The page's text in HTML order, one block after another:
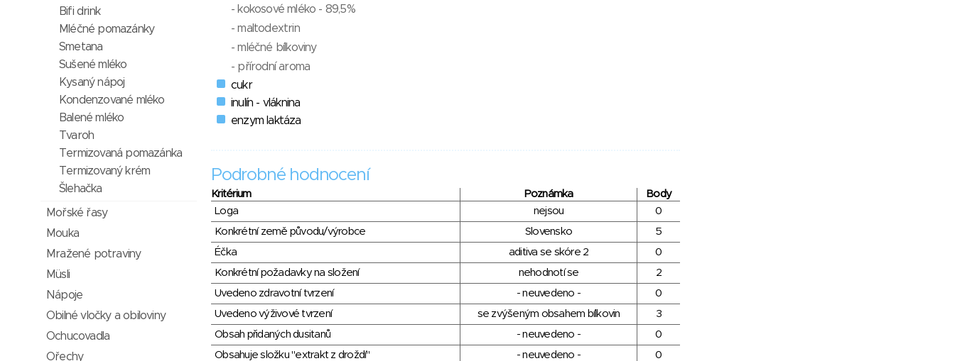
- kokosové mléko - 89,5%
- maltodextrin
- mléčné bílkoviny
- přírodní aroma
cukr
inulín - vláknina
enzym laktáza
Podrobné hodnocení
Kritérium Poznámka
Body
Loga
nejsou
0
Konkrétní země původu/výrobce
Slovensko
5
Éčka
aditiva se skóre 2
0
Konkrétní požadavky na složení
nehodnotí se
2
Uvedeno zdravotní tvrzení
- neuvedeno -
0
Uvedeno výživové tvrzení
se zvýšeným obsahem bílkovin
3
Obsah přidaných dusitanů
- neuvedeno -
0
Obsahuje složku "extrakt z droždí"
- neuvedeno -
0
Bifi drink
Mléčné pomazánky
Smetana
Sušené mléko
Kysaný nápoj
Kondenzované mléko
Balené mléko
Tvaroh
Termizovaná pomazánka
Termizovaný krém
Šlehačka
Mořské řasy
Mouka
Mražené potraviny
Müsli
Nápoje
Obilné vločky a obiloviny
Ochucovadla
Ořechy